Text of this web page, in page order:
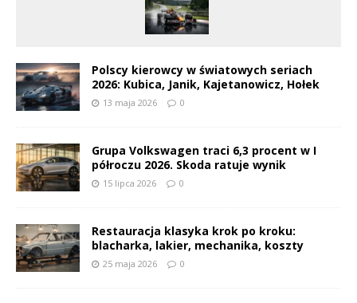
Polscy kierowcy w światowych seriach
2026: Kubica, Janik, Kajetanowicz, Hołek
13 maja 2026 0
Grupa Volkswagen traci 6,3 procent w I
półroczu 2026. Skoda ratuje wynik
15 lipca 2026 0
Restauracja klasyka krok po kroku:
blacharka, lakier, mechanika, koszty
25 maja 2026 0